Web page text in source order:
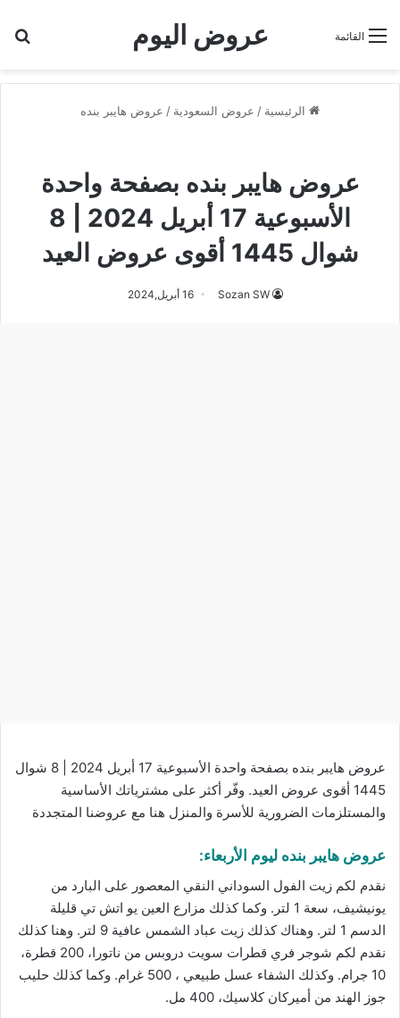
عروض اليوم القائمة
الرئيسية / عروض السعودية / عروض هايبر بنده
عروض هايبر بنده بصفحة واحدة
الأسبوعية 17 أبريل 2024 | 8
شوال 1445 أقوى عروض العيد
Sozan SW 16 أبريل,2024
عروض هايبر بنده بصفحة واحدة الأسبوعية 17 أبريل 2024 | 8 شوال
1445 أقوى عروض العيد. وفّر أكثر على مشترياتك الأساسية
والمستلزمات الضرورية للأسرة والمنزل هنا مع عروضنا المتجددة
عروض هايبر بنده ليوم الأربعاء:
نقدم لكم زيت الفول السوداني النقي المعصور على البارد من
يونيشيف، سعة 1 لتر. وكما كذلك مزارع العين يو اتش تي قليلة
الدسم 1 لتر. وهناك كذلك زيت عباد الشمس عافية 9 لتر. وهنا كذلك
نقدم لكم شوجر فري قطرات سويت دروبس من ناتورا، 200 قطرة،
10 جرام. وكذلك الشفاء عسل طبيعي ، 500 غرام. وكما كذلك حليب
جوز الهند من أميركان كلاسيك، 400 مل.